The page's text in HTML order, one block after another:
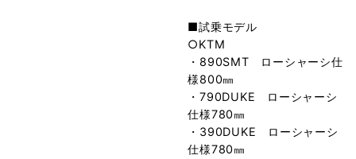
■試乗モデル
○KTM
・890SMT ローシャーシ仕
様800㎜
・790DUKE ローシャーシ
仕様780㎜
・390DUKE ローシャーシ
仕様780㎜